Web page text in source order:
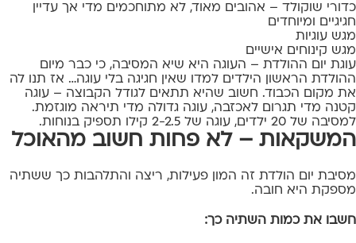
כדורי שוקולד – אהובים מאוד, לא מתוחכמים מדי אך עדיין
חגיגיים ומיוחדים
מגש עוגיות
מגש קינוחים אישיים
עוגת יום ההולדת – העוגה היא שיא המסיבה, כי כבר מיום
ההולדת הראשון הילדים למדו שאין חגיגה בלי עוגה… אז תנו לה
את מקום הכבוד. חשוב שהיא תתאים לגודל הקבוצה – עוגה
קטנה מדי תגרום לאכזבה, עוגה גדולה מדי תיראה מוגזמת.
למסיבה של 20 ילדים, עוגה של 2-2.5 קילו תספיק בנוחות.
המשקאות – לא פחות חשוב מהאוכל
מסיבת יום הולדת זה המון פעילות, ריצה והתלהבות כך ששתיה
מספקת היא חובה.
חשבו את כמות השתיה כך: